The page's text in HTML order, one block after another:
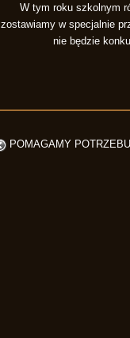
W tym roku szkolnym
zostawiamy w specjalnie
nie będzie
POMAGAMY